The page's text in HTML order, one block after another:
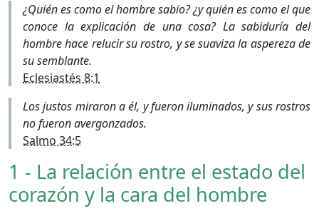
¿Quién es como el hombre sabio? ¿y quién es como el que
conoce la explicación de una cosa? La sabiduría del
hombre hace relucir su rostro, y se suaviza la aspereza de
su semblante.
Eclesiastés 8:1
Los justos miraron a él, y fueron iluminados, y sus rostros
no fueron avergonzados.
Salmo 34:5
1 - La relación entre el estado del
corazón y la cara del hombre